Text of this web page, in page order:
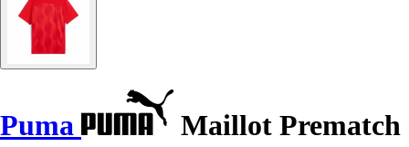
Puma
Maillot Prematch